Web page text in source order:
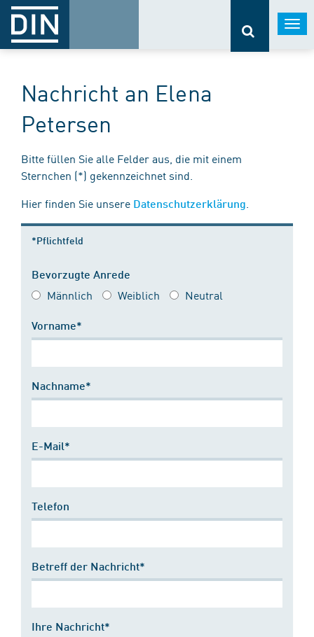
Nachricht an Elena
Petersen
Bitte füllen Sie alle Felder aus, die mit einem
Sternchen (*) gekennzeichnet sind.
Hier finden Sie unsere Datenschutzerklärung
*Pflichtfeld
Bevorzugte Anrede
Männlich Weiblich Neutral
Vorname*
Nachname*
E-Mail*
Telefon
Betreff der Nachricht*
Ihre Nachricht*